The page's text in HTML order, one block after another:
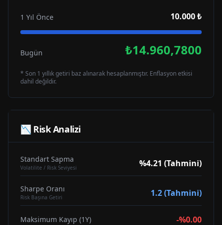
1 Yıl Önce 10.000 ₺
Bugün ₺14.960,7800
* Son 1 yıllık getiri baz alınarak hesaplanmıştır. Enflasyon etkisi
dahil değildir.
📉 Risk Analizi
Standart Sapma
Volatilite / Risk Seviyesi %4.21 (Tahmini)
Sharpe Oranı
Risk Başına Getiri 1.2 (Tahmini)
Maksimum Kayıp (1Y) -%0.00